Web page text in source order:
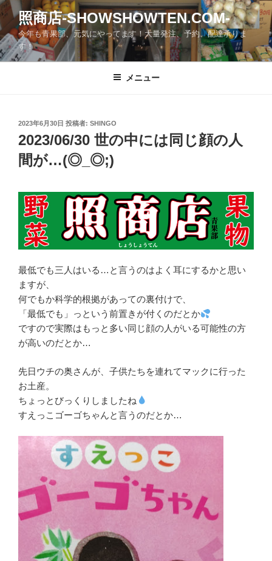
コ
テ
ン
ツ
照商店-SHOWSHOWTEN.COM-
今年も青果部、元気にやってます！大量発注、予約、配達承りま
す！
メニュー
投
稿
日:
2023年6月30日 投稿者: SHINGO
2023/06/30 世の中には同じ顔の人
間が…(◎_◎;)
最低でも三人はいる…と言うのはよく耳にするかと思い
ますが、
何でもか科学的根拠があっての裏付けで、
「最低でも」っという前置きが付くのだとか
ですので実際はもっと多い同じ顔の人がいる可能性の方
が高いのだとか…
先日ウチの奥さんが、子供たちを連れてマックに行った
お土産。
ちょっとびっくりしましたね
すえっこゴーゴちゃんと言うのだとか…